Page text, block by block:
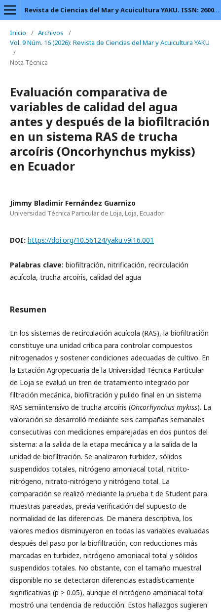
Revista de Ciencias del Mar y Acuicultura YAKU. ISSN: 2600-5824.
Inicio / Archivos
/
Vol. 9 Núm. 16 (2026): Revista de Ciencias del Mar y Acuicultura YAKU
/
Nota Técnica
Evaluación comparativa de
variables de calidad del agua
antes y después de la biofiltración
en un sistema RAS de trucha
arcoíris (Oncorhynchus mykiss)
en Ecuador
Jimmy Bladimir Fernández Guarnizo
Universidad Técnica Particular de Loja, Loja, Ecuador
DOI: https://doi.org/10.56124/yaku.v9i16.001
Palabras clave: biofiltración, nitrificación, recirculación
acuícola, trucha arcoíris, calidad del agua
Resumen
En los sistemas de recirculación acuícola (RAS), la biofiltración
constituye una unidad crítica para controlar compuestos
nitrogenados y sostener condiciones adecuadas de cultivo. En
la Estación Agropecuaria de la Universidad Técnica Particular
de Loja se evaluó un tren de tratamiento integrado por
filtración mecánica, biofiltración y pulido final en un sistema
RAS semiintensivo de trucha arcoíris (Oncorhynchus mykiss). La
valoración se desarrolló mediante seis campañas semanales
consecutivas con mediciones emparejadas en dos puntos del
sistema: a la salida de la etapa mecánica y a la salida de la
unidad de biofiltración. Se analizaron turbidez, sólidos
suspendidos totales, nitrógeno amoniacal total, nitrito-
nitrógeno, nitrato-nitrógeno y nitrógeno total. La
comparación se realizó mediante la prueba t de Student para
muestras pareadas, previa verificación del supuesto de
normalidad de las diferencias. De manera descriptiva, los
valores medios disminuyeron en todas las variables evaluadas
después del paso por la biofiltración, con reducciones más
marcadas en turbidez, nitrógeno amoniacal total y sólidos
suspendidos totales. No obstante, con el tamaño muestral
disponible no se detectaron diferencias estadísticamente
significativas (p > 0.05), aunque el nitrógeno amoniacal total
mostró una tendencia de reducción. Estos hallazgos sugieren